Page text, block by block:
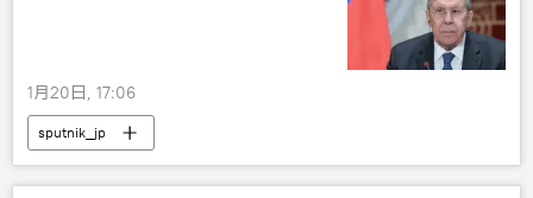
1月20日, 17:06
sputnik_jp